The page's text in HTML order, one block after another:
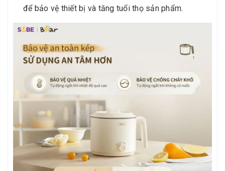
để bảo vệ thiết bị và tăng tuổi thọ sản phẩm.